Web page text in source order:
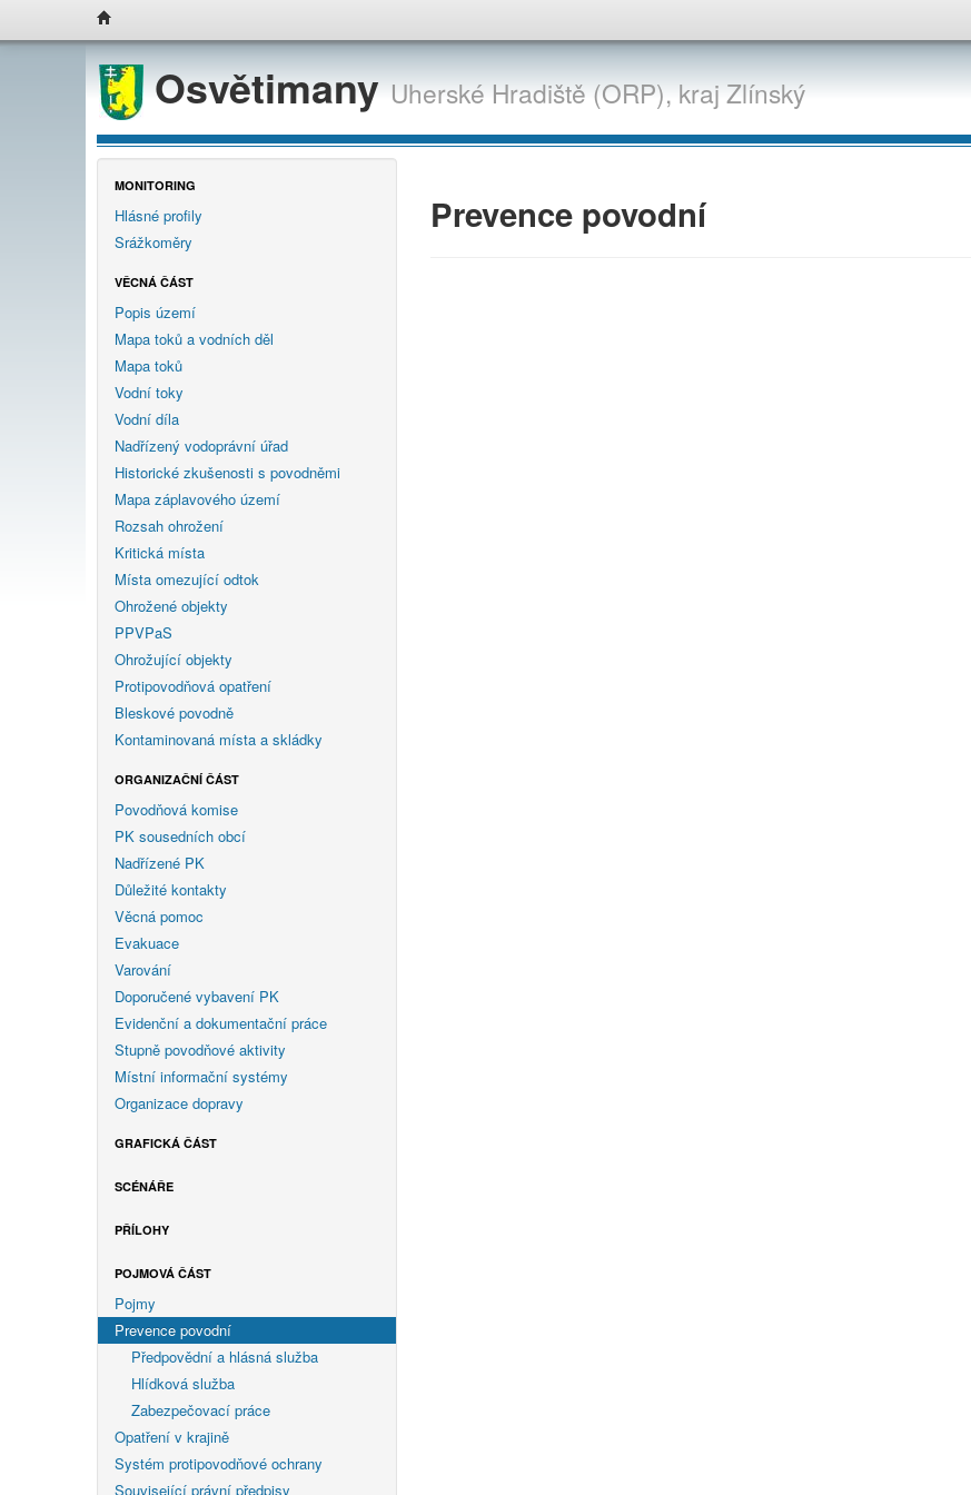
OsvětimanyUherské Hradiště (ORP),krajZlínský
MONITORING
Hlásné profily
Srážkoměry
VĚCNÁ ČÁST
Popis území
Mapa toků a vodních děl
Mapa toků
Vodní toky
Vodní díla
Nadřízený vodoprávní úřad
Historické zkušenosti s povodněmi
Mapa záplavového území
Rozsah ohrožení
Kritická místa
Místa omezující odtok
Ohrožené objekty
PPVPaS
Ohrožující objekty
Protipovodňová opatření
Bleskové povodně
Kontaminovaná místa a skládky
ORGANIZAČNÍ ČÁST
Povodňová komise
PK sousedních obcí
Nadřízené PK
Důležité kontakty
Věcná pomoc
Evakuace
Varování
Doporučené vybavení PK
Evidenční a dokumentační práce
Stupně povodňové aktivity
Místní informační systémy
Organizace dopravy
GRAFICKÁ ČÁST
SCÉNÁŘE
PŘÍLOHY
POJMOVÁ ČÁST
Pojmy
Prevence povodní
Předpovědní a hlásná služba
Hlídková služba
Zabezpečovací práce
Opatření v krajině
Systém protipovodňové ochrany
Související právní předpisy
Prevence povodní